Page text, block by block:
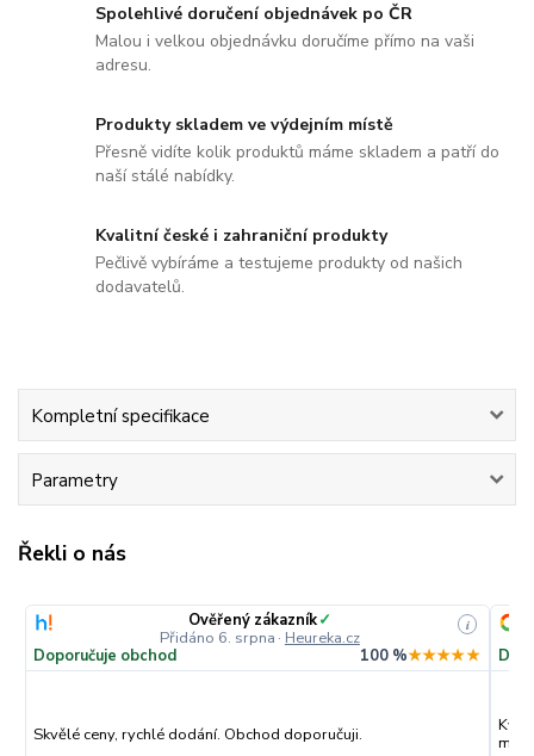
Spolehlivé doručení objednávek po ČR
Malou i velkou objednávku doručíme přímo na vaši
adresu.
Produkty skladem ve výdejním místě
Přesně vidíte kolik produktů máme skladem a patří do
naší stálé nabídky.
Kvalitní české i zahraniční produkty
Pečlivě vybíráme a testujeme produkty od našich
dodavatelů.
Kompletní specifikace
Parametry
Řekli o nás
Ověřený zákazník✓
Přidáno 6. srpna · Heureka.cz
i
Doporučuje obchod 100 %★★★★★
Skvělé ceny, rychlé dodání. Obchod doporučuji.